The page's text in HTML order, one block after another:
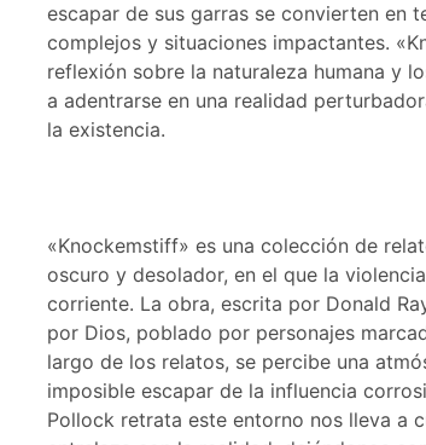
escapar de sus garras se convierten en
complejos y situaciones impactantes.
reflexión sobre la naturaleza humana y
a adentrarse en una realidad
la existencia.
«Knockemstiff» es una colección de
oscuro y desolador, en el que la
corriente. La obra, escrita por Donald
por Dios, poblado por personajes
largo de los relatos, se percibe una
imposible escapar de la influencia
Pollock retrata este entorno nos lleva a